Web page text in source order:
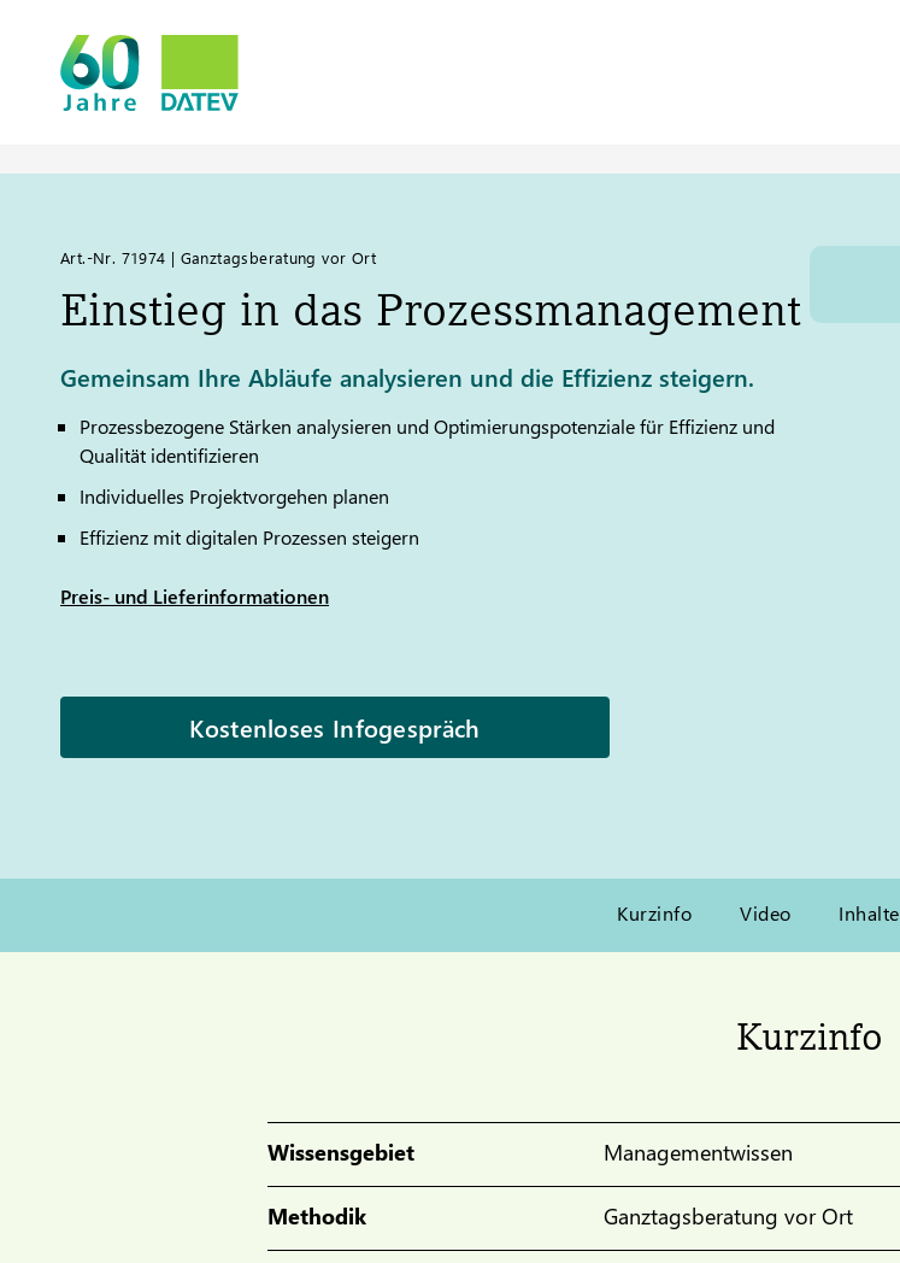
Art.-Nr. 71974 | Ganztagsberatung vor Ort
Einstieg in das Prozessmanagement
Gemeinsam Ihre Abläufe analysieren und die Effizienz steigern.
Prozessbezogene Stärken analysieren und Optimierungspotenziale für Effizienz und
Qualität identifizieren
Individuelles Projektvorgehen planen
Effizienz mit digitalen Prozessen steigern
Preis- und Lieferinformationen
Kostenloses Infogespräch
Kurzinfo Video Inhalte
Kurzinfo
Wissensgebiet Managementwissen
Methodik Ganztagsberatung vor Ort